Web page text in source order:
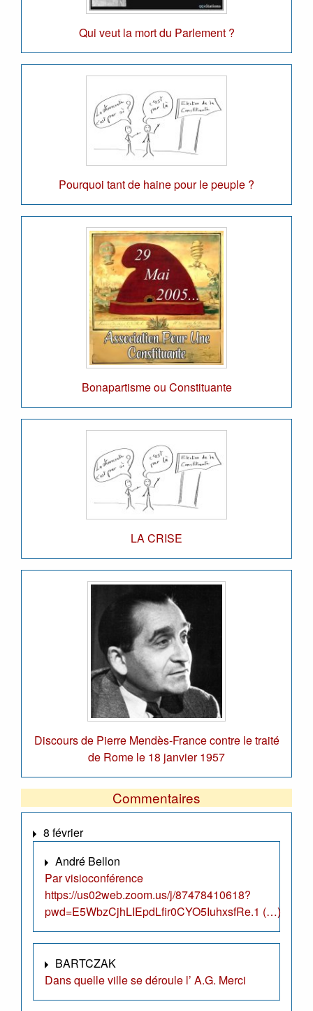
Qui veut la mort du Parlement ?
Pourquoi tant de haine pour le peuple ?
Bonapartisme ou Constituante
LA CRISE
Discours de Pierre Mendès-France contre le traité
de Rome le 18 janvier 1957
Commentaires
8 février
André Bellon
Par visioconférence
https://us02web.zoom.us/j/87478410618?
pwd=E5WbzCjhLIEpdLfir0CYO5IuhxsfRe.1 (…)
BARTCZAK
Dans quelle ville se déroule l’ A.G. Merci